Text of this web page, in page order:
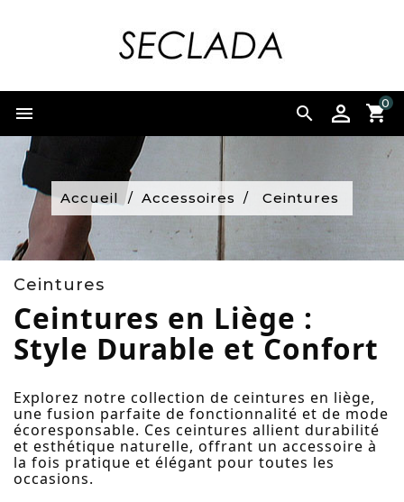

 0
Accueil Accessoires Ceintures
Ceintures
Ceintures en Liège :
Style Durable et Confort
Explorez notre collection de ceintures en liège,
une fusion parfaite de fonctionnalité et de mode
écoresponsable. Ces ceintures allient durabilité
et esthétique naturelle, offrant un accessoire à
la fois pratique et élégant pour toutes les
occasions.